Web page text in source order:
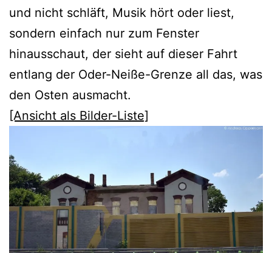
und nicht schläft, Musik hört oder liest,
sondern einfach nur zum Fenster
hinausschaut, der sieht auf dieser Fahrt
entlang der Oder-Neiße-Grenze all das, was
den Osten ausmacht.
[Ansicht als Bilder-Liste]